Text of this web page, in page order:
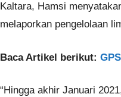
Kaltara, Hamsi
melaporkan pengelolaan
Baca Artikel berikut:
“Hingga akhir Januari